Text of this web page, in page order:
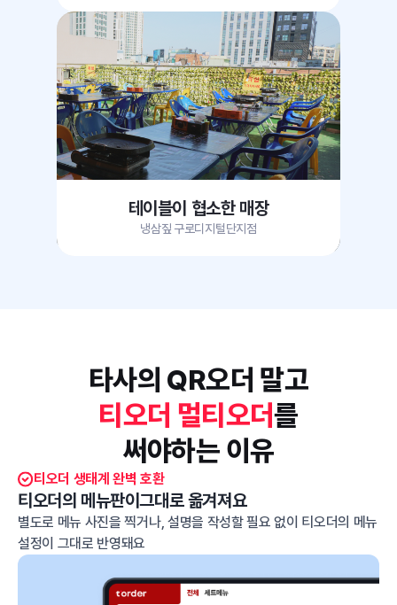
테이블이 협소한 매장
냉삼짚 구로디지털단지점
타사의 QR오더 말고
티오더 멀티오더를
써야하는 이유
티오더 생태계 완벽 호환
티오더의 메뉴판이그대로 옮겨져요
별도로 메뉴 사진을 찍거나, 설명을 작성할 필요 없이 티오더의 메뉴
설정이 그대로 반영돼요